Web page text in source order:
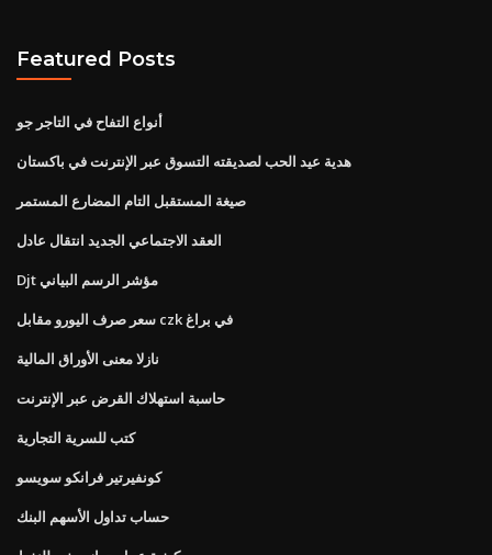
Featured Posts
أنواع التفاح في التاجر جو
هدية عيد الحب لصديقته التسوق عبر الإنترنت في باكستان
صيغة المستقبل التام المضارع المستمر
العقد الاجتماعي الجديد انتقال عادل
Djt مؤشر الرسم البياني
سعر صرف اليورو مقابل czk في براغ
نازلا معنى الأوراق المالية
حاسبة استهلاك القرض عبر الإنترنت
كتب للسرية التجارية
كونفيرتير فرانكو سويسو
حساب تداول الأسهم البنك